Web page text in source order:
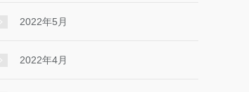
2022年5月
2022年4月